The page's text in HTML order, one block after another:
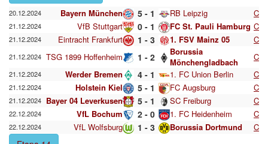
20.12.2024 Bayern München 5 - 1 RB Leipzig C
21.12.2024 VfB Stuttgart 0 - 1 FC St. Pauli Hamburg C
21.12.2024 Eintracht Frankfurt 1 - 3 1. FSV Mainz 05 C
21.12.2024 TSG 1899 Hoffenheim 1 - 2
Borussia
Mönchengladbach
C
21.12.2024 Werder Bremen 4 - 1 1. FC Union Berlin C
21.12.2024 Holstein Kiel 5 - 1 FC Augsburg C
21.12.2024 Bayer 04 Leverkusen 5 - 1 SC Freiburg C
22.12.2024 VfL Bochum 2 - 0 1. FC Heidenheim C
22.12.2024 VfL Wolfsburg 1 - 3 Borussia Dortmund C